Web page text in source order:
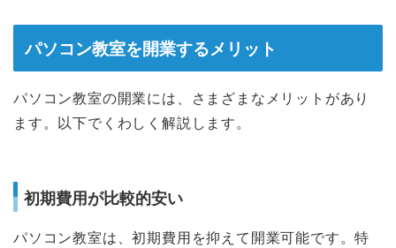
パソコン教室を開業するメリット
パソコン教室の開業には、さまざまなメリットがあり
ます。以下でくわしく解説します。
初期費用が比較的安い
パソコン教室は、初期費用を抑えて開業可能です。特